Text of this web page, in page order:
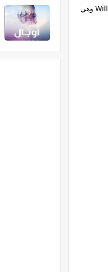
كما أن الرواية تحتوي على مجموعة من النصوص والأحداث المتنوعة فالرواية هي من المؤلف William Faulkner وهي